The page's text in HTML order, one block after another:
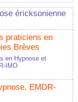
éricksonienne
praticiens en
Brèves
en Hypnose et
IMO
EMDR-